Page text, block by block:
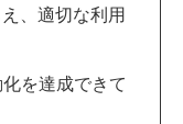
、適切な利用
を達成できて